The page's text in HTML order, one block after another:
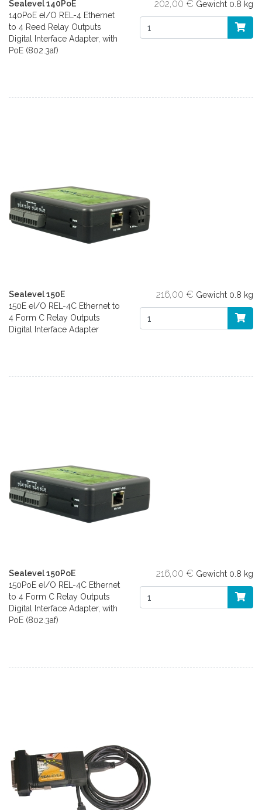
Sealevel 140PoE
140PoE eI/O REL-4 Ethernet
to 4 Reed Relay Outputs
Digital Interface Adapter, with
PoE (802.3af)
202,00 € Gewicht 0.8 kg
Sealevel 150E
150E eI/O REL-4C Ethernet to
4 Form C Relay Outputs
Digital Interface Adapter
216,00 € Gewicht 0.8 kg
Sealevel 150PoE
150PoE eI/O REL-4C Ethernet
to 4 Form C Relay Outputs
Digital Interface Adapter, with
PoE (802.3af)
216,00 € Gewicht 0.8 kg